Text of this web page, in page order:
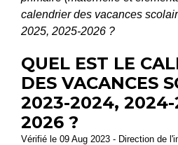
calendrier des vacances
2025, 2025-2026 ?
QUEL EST LE
DES VACANCES
2023-2024, 2024-
2026 ?
Vérifié le 09 Aug 2023 - Direction de